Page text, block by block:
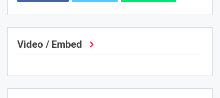
Video / Embed